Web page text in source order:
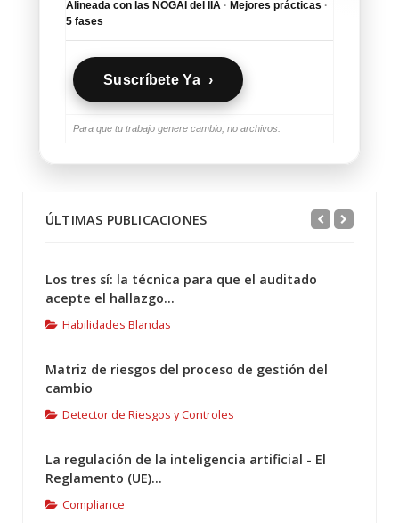
Alineada con las NOGAI del IIA · Mejores prácticas ·
5 fases
Suscríbete Ya ›
Para que tu trabajo genere cambio, no archivos.
ÚLTIMAS PUBLICACIONES
Los tres sí: la técnica para que el auditado
acepte el hallazgo...
Habilidades Blandas
Matriz de riesgos del proceso de gestión del
cambio
Detector de Riesgos y Controles
La regulación de la inteligencia artificial - El
Reglamento (UE)...
Compliance